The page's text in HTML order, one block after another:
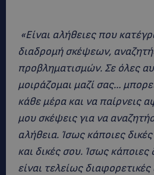
«Είναι αλήθειες που
διαδρομή σκέψεων,
προβληματισμών. Σε όλες
μοιράζομαι μαζί σας…
κάθε μέρα και να παίρνεις
μου σκέψεις για να
αλήθεια. Ίσως κάποιες
και δικές σου. Ίσως κάποιες
είναι τελείως